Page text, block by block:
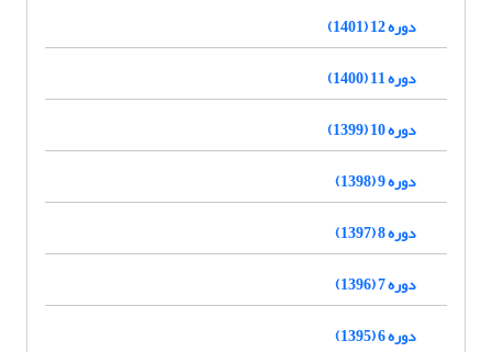
دوره 12 (1401)
دوره 11 (1400)
دوره 10 (1399)
دوره 9 (1398)
دوره 8 (1397)
دوره 7 (1396)
دوره 6 (1395)